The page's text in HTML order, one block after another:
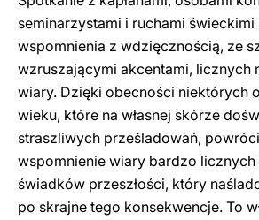
seminarzystami i ruchami świeckimi
wspomnienia z wdzięcznością, ze
wzruszającymi akcentami, licznych
wiary. Dzięki obecności niektórych
wieku, które na własnej skórze
straszliwych prześladowań,
wspomnienie wiary bardzo
świadków przeszłości, który
po skrajne tego konsekwencje. To